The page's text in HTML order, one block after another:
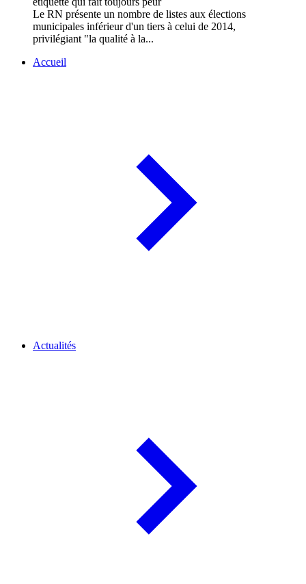
Le RN présente un nombre de listes aux élections
municipales inférieur d'un tiers à celui de 2014,
privilégiant "la qualité à la...
Accueil
Actualités